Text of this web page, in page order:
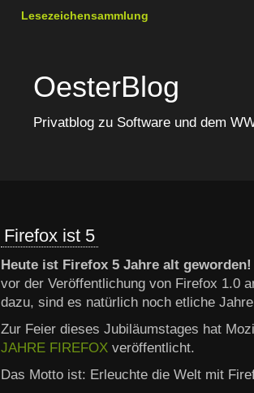
Lesezeichensammlung
OesterBlog
Privatblog zu Software und dem
Firefox ist 5
Heute ist Firefox 5 Jahre alt geworden!
vor der Veröffentlichung von Firefox 1.0
dazu, sind es natürlich noch etliche
Zur Feier dieses Jubiläumstages hat
JAHRE FIREFOX veröffentlicht.
Das Motto ist: Erleuchte die Welt mit